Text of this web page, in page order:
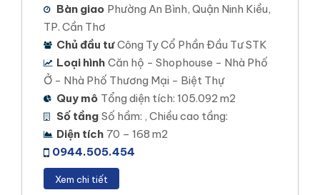
Bàn giao Phường An Bình, Quận Ninh Kiều,
TP. Cần Thơ
Chủ đầu tư Công Ty Cổ Phần Đầu Tư STK
Loại hình Căn hộ - Shophouse - Nhà Phố
Ở - Nhà Phố Thương Mại - Biệt Thự
Quy mô Tổng diện tích: 105.092 m2
Số tầng Số hầm: , Chiều cao tầng:
Diện tích 70 – 168 m2
0944.505.454
Xem chi tiết